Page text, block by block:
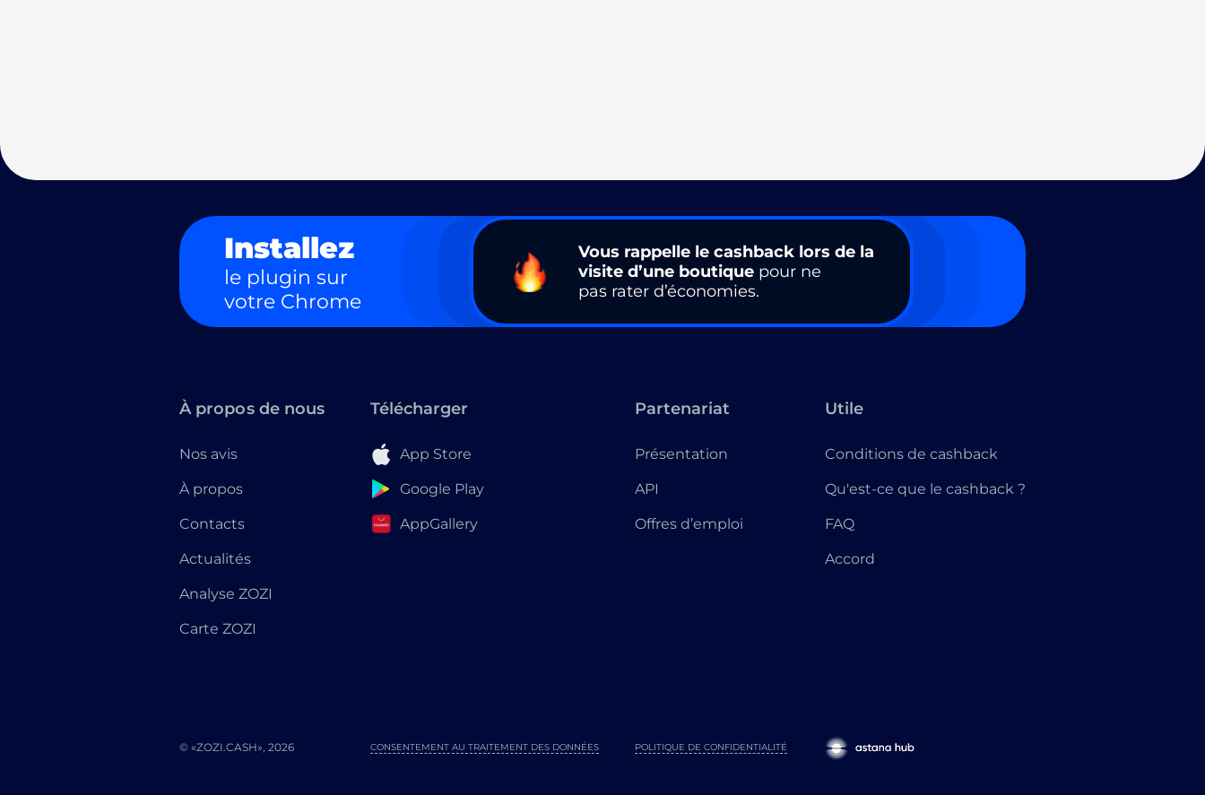
Installez
le plugin sur
votre Chrome
Vous rappelle le cashback lors de la
visite d’une boutique pour ne
pas rater d’économies.
À propos de nous
Nos avis
À propos
Contacts
Actualités
Analyse ZOZI
Carte ZOZI
Télécharger
App Store
Google Play
AppGallery
Partenariat
Présentation
API
Offres d’emploi
Utile
Conditions de cashback
Qu'est-ce que le cashback ?
FAQ
Accord
© «ZOZI.CASH», 2026 POLITIQUE DE CONFIDENTIALITÉ
CONSENTEMENT AU TRAITEMENT DES DONNÉES